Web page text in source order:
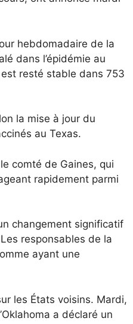
hebdomadaire de la
dans l’épidémie au
resté stable dans 753
la mise à jour du
au Texas.
comté de Gaines, qui
rapidement parmi
changement significatif
responsables de la
ayant une
les États voisins. Mardi,
a déclaré un